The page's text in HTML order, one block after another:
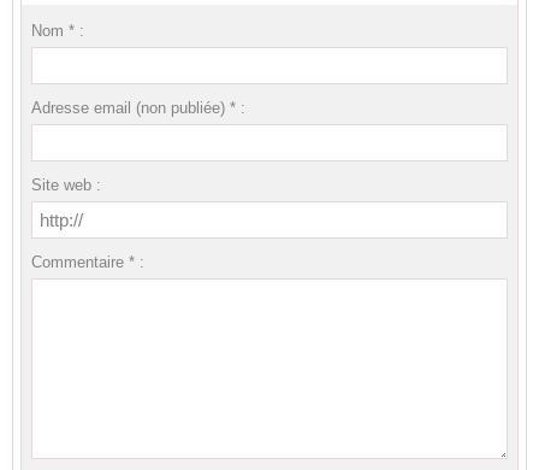
Nom * :
Adresse email (non publiée) * :
Site web :
Commentaire * :